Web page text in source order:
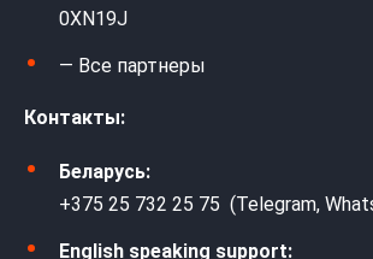
0XN19J
— Все партнеры
Контакты:
Беларусь:
+375 25 732 25 75 (Telegram,
English speaking support: